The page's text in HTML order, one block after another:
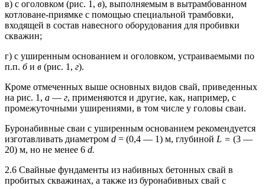
в) с оголовком (рис. 1, в), выполняемым в вытрамбованном
котловане-приямке с помощью специальной трамбовки,
входящей в состав навесного оборудования для пробивки
скважин;
г) с уширенным основанием и оголовком, устраиваемыми по
п.п. би в (рис. 1, г).
Кроме отмеченных выше основных видов свай, приведенных
на рис. 1, а — г, применяются и другие, как, например, с
промежуточными уширениями, в том числе у головы сваи.
Буронабивные сваи с уширенным основанием рекомендуется
изготавливать диаметром d = (0,4 — 1) м, глубиной L = (3 —
20) м, но не менее 6 d.
2.6 Свайные фундаменты из набивных бетонных свай в
пробитых скважинах, а также из буронабивных свай с